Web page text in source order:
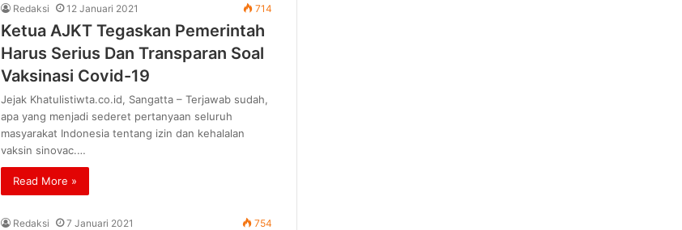
Redaksi 12 Januari 2021 714
Ketua AJKT Tegaskan Pemerintah
Harus Serius Dan Transparan Soal
Vaksinasi Covid-19
Jejak Khatulistiwta.co.id, Sangatta – Terjawab sudah,
apa yang menjadi sederet pertanyaan seluruh
masyarakat Indonesia tentang izin dan kehalalan
vaksin sinovac.…
Read More »
Redaksi 7 Januari 2021 754